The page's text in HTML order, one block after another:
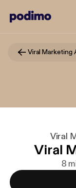
Viral Marketing
Viral
Viral
8